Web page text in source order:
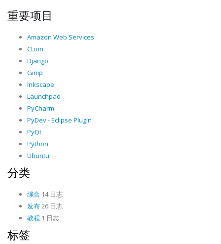
重要项目
Amazon Web Services
CLion
Django
Gimp
Inkscape
Launchpad
PyCharm
PyDev - Eclipse Plugin
PyQt
Python
Ubuntu
分类
综合 14 日志
发布26 日志
教程 1 日志
标签